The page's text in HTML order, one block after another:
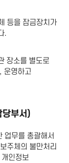
등을 잠금장치가
.
장소를 별도로
운영하고
당부서)
업무를 총괄해서
주체의 불만처리
인정보